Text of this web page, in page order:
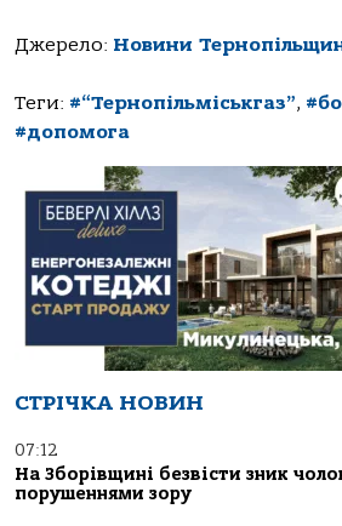
Джерело: Новини
Теги: #“Тернопільміськгаз”,
#допомога
СТРІЧКА НОВИН
07:12
На Зборівщині безвісти зник
порушеннями зору